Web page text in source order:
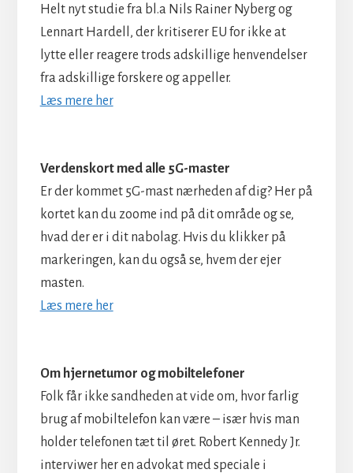
Helt nyt studie fra bl.a Nils Rainer Nyberg og
Lennart Hardell, der kritiserer EU for ikke at
lytte eller reagere trods adskillige henvendelser
fra adskillige forskere og appeller.
Læs mere her
Verdenskort med alle 5G-master
Er der kommet 5G-mast nærheden af dig? Her på
kortet kan du zoome ind på dit område og se,
hvad der er i dit nabolag. Hvis du klikker på
markeringen, kan du også se, hvem der ejer
masten.
Læs mere her
Om hjernetumor og mobiltelefoner
Folk får ikke sandheden at vide om, hvor farlig
brug af mobiltelefon kan være – især hvis man
holder telefonen tæt til øret. Robert Kennedy Jr.
interviwer her en advokat med speciale i